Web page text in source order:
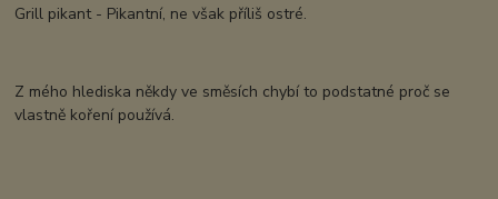
Grill pikant - Pikantní, ne však příliš ostré.
Z mého hlediska někdy ve směsích chybí to podstatné proč se
vlastně koření používá.